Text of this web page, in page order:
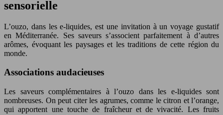
sensorielle
L’ouzo, dans les e-liquides, est une invitation à un voyage gustatif
en Méditerranée. Ses saveurs s’associent parfaitement à d’autres
arômes, évoquant les paysages et les traditions de cette région du
monde.
Associations audacieuses
Les saveurs complémentaires à l’ouzo dans les e-liquides sont
nombreuses. On peut citer les agrumes, comme le citron et l’orange,
qui apportent une touche de fraîcheur et de vivacité. Les fruits